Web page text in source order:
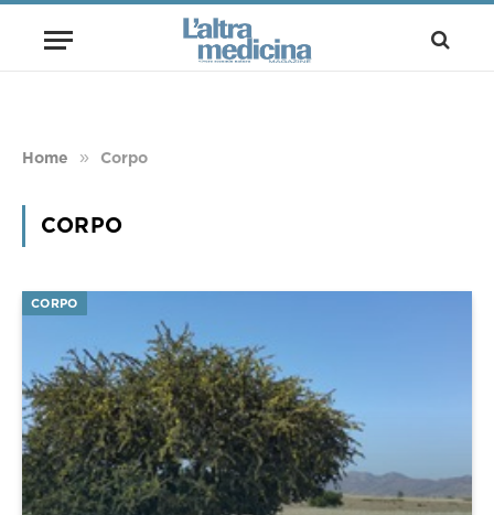
Home » Corpo
CORPO
CORPO